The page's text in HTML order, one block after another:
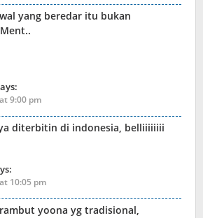
yang beredar itu bukan
9:00 pm
diterbitin di indonesia, belliiiiiiii
10:05 pm
yoona yg tradisional,